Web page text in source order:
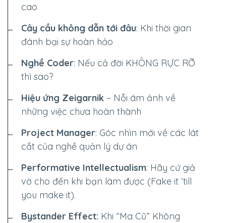
cao
Cây cầu không dẫn tới đâu: Khi thời gian
đánh bại sự hoàn hảo
Nghề Coder: Nếu cả đời KHÔNG RỰC RỠ
thì sao?
Hiệu ứng Zeigarnik – Nỗi ám ảnh về
những việc chưa hoàn thành
Project Manager: Góc nhìn mới về các lát
cắt của nghề quản lý dự án
Performative Intellectualism: Hãy cứ giả
vờ cho đến khi bạn làm được (Fake it ‘till
you make it).
Bystander Effect: Khi “Ma Cũ” Không
--